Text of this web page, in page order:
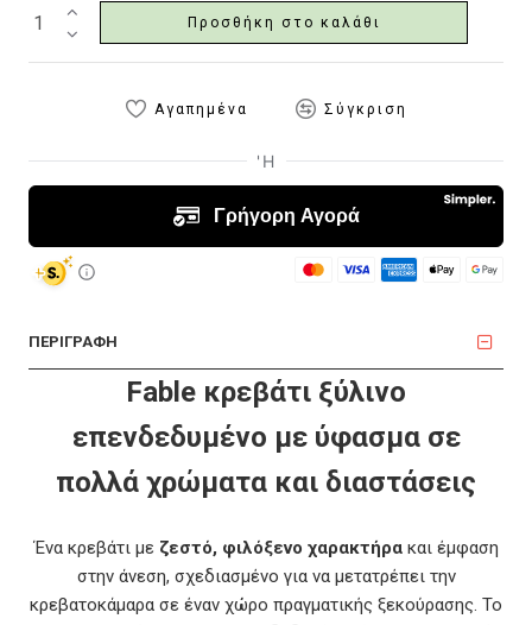
Προσθήκη στο καλάθι
Αγαπημένα Σύγκριση
ΠΕΡΙΓΡΑΦΗ
Fable κρεβάτι ξύλινο
επενδεδυμένο με ύφασμα σε
πολλά χρώματα και διαστάσεις
Ένα κρεβάτι με ζεστό, φιλόξενο χαρακτήρακαι έμφαση
στην άνεση, σχεδιασμένο για να μετατρέπει την
κρεβατοκάμαρα σε έναν χώρο πραγματικής ξεκούρασης. Το